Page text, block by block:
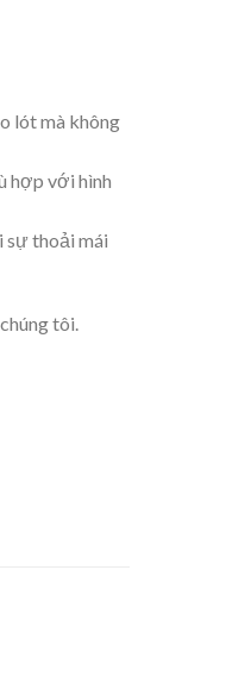
lót mà không
hợp với hình
sự thoải mái
tôi.